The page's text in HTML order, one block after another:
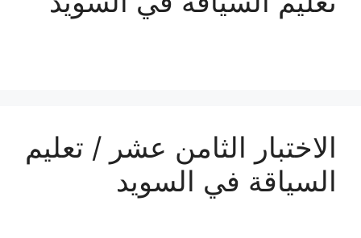
الاختبار الثامن عشر / تعليم
السياقة في السويد